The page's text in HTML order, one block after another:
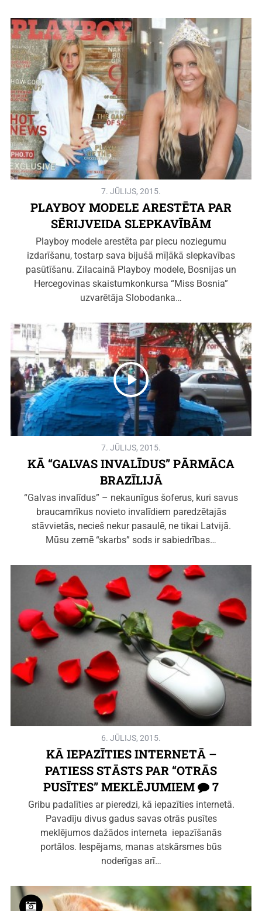
7. JŪLIJS, 2015.
PLAYBOY MODELE ARESTĒTA PAR
SĒRIJVEIDA SLEPKAVĪBĀM
Playboy modele arestēta par piecu noziegumu
izdarīšanu, tostarp sava bijušā mīļākā slepkavības
pasūtīšanu. Zilacainā Playboy modele, Bosnijas un
Hercegovinas skaistumkonkursa “Miss Bosnia”
uzvarētāja Slobodanka…
7. JŪLIJS, 2015.
KĀ “GALVAS INVALĪDUS” PĀRMĀCA
BRAZĪLIJĀ
“Galvas invalīdus” – nekaunīgus šoferus, kuri savus
braucamrīkus novieto invalīdiem paredzētajās
stāvvietās, necieš nekur pasaulē, ne tikai Latvijā.
Mūsu zemē “skarbs” sods ir sabiedrības…
6. JŪLIJS, 2015.
KĀ IEPAZĪTIES INTERNETĀ –
PATIESS STĀSTS PAR “OTRĀS
PUSĪTES” MEKLĒJUMIEM
7
Gribu padalīties ar pieredzi, kā iepazīties internetā.
Pavadīju divus gadus savas otrās pusītes
meklējumos dažādos interneta iepazīšanās
portālos. Iespējams, manas atskārsmes būs
noderīgas arī…